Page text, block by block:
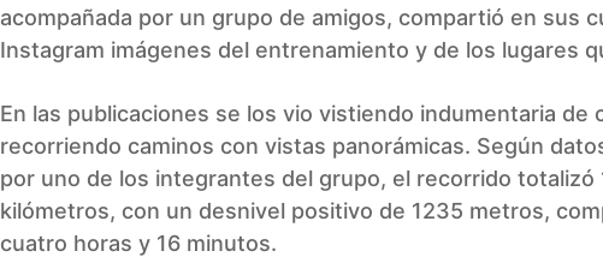
acompañada por un grupo de amigos, compartió en sus
Instagram imágenes del entrenamiento y de los lugares
En las publicaciones se los vio vistiendo indumentaria de
recorriendo caminos con vistas panorámicas. Según
por uno de los integrantes del grupo, el recorrido totalizó
kilómetros, con un desnivel positivo de 1235 metros,
cuatro horas y 16 minutos.